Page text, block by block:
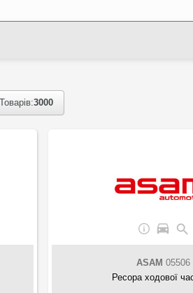
Товарів:3000
ASAM 05506
Ресора ходової